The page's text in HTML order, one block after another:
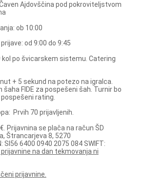
Ajdovščina pod pokroviteljstvom
ob 10:00
od 9:00 do 9:45
kol po švicarskem sistemu. Catering
+ 5 sekund na potezo na igralca.
šaha FIDE za pospešeni šah. Turnir bo
pospešeni rating.
Prvih 70 prijavljenih.
Prijavnina se plača na račun ŠD
Štrancarjeva 8, 5270
SI56 6400 0940 2075 084 SWIFT:
prijavnine na dan tekmovanja ni
prijavnine.